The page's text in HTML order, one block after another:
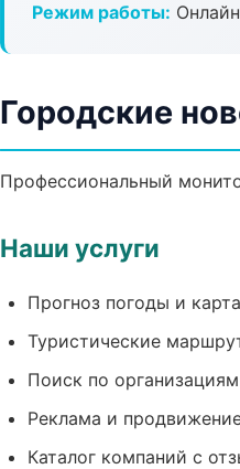
Режим работы:
Городские
Профессиональный
Наши услуги
Прогноз погоды и
Туристические
Поиск по
Реклама и
Каталог компаний с